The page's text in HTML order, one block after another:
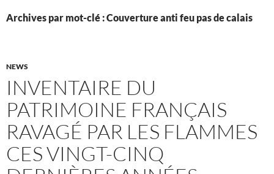
Archives par mot-clé : Couverture anti feu pas de calais
NEWS
INVENTAIRE DU
PATRIMOINE FRANÇAIS
RAVAGÉ PAR LES FLAMMES
CES VINGT-CINQ